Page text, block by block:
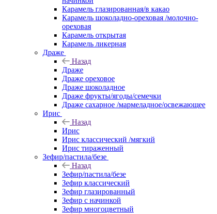
Карамель глазированная/в какао
Карамель шоколадно-ореховая /молочно-
ореховая
Карамель открытая
Карамель ликерная
Драже
Назад
Драже
Драже ореховое
Драже шоколадное
Драже фрукты/ягоды/семечки
Драже сахарное /мармеладное/освежающее
Ирис
Назад
Ирис
Ирис классический /мягкий
Ирис тираженный
Зефир/пастила/безе
Назад
Зефир/пастила/безе
Зефир классический
Зефир глазированный
Зефир с начинкой
Зефир многоцветный